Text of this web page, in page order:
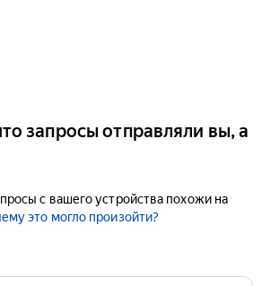
запросы отправляли вы, а
с вашего устройства похожи на
это могло произойти?